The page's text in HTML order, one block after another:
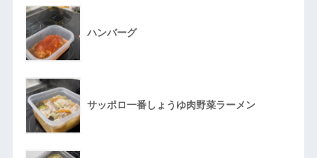
ハンバーグ
サッポロ一番しょうゆ肉野菜ラーメン